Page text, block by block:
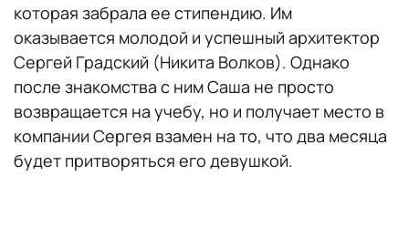
которая забрала ее стипендию. Им
оказывается молодой и успешный архитектор
Сергей Градский (Никита Волков). Однако
после знакомства с ним Саша не просто
возвращается на учебу, но и получает место в
компании Сергея взамен на то, что два месяца
будет притворяться его девушкой.